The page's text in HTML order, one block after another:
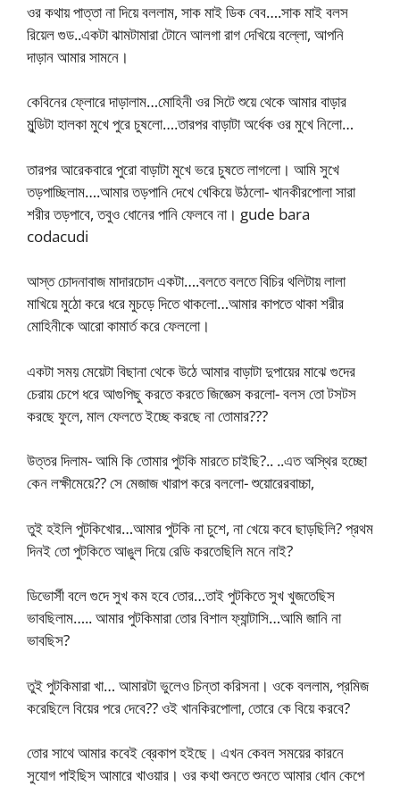
ওর কথায় পাত্তা না দিয়ে বললাম, সাক মাই ডিক বেব….সাক মাই বলস
রিয়েল গুড..একটা ঝামটামারা টোনে আলগা রাগ দেখিয়ে বল্লো, আপনি
দাড়ান আমার সামনে।
কেবিনের ফ্লোরে দাড়ালাম…মোহিনী ওর সিটে শুয়ে থেকে আমার বাড়ার
মুন্ডিটা হালকা মুখে পুরে চুষলো….তারপর বাড়াটা অর্ধেক ওর মুখে নিলো…
তারপর আরেকবারে পুরো বাড়াটা মুখে ভরে চুষতে লাগলো। আমি সুখে
তড়পাচ্ছিলাম….আমার তড়পানি দেখে খেকিয়ে উঠলো- খানকীরপোলা সারা
শরীর তড়পাবে, তবুও ধোনের পানি ফেলবে না। gude bara
codacudi
আস্ত চোদনাবাজ মাদারচোদ একটা….বলতে বলতে বিচির থলিটায় লালা
মাখিয়ে মুঠো করে ধরে মুচড়ে দিতে থাকলো…আমার কাপতে থাকা শরীর
মোহিনীকে আরো কামার্ত করে ফেললো।
একটা সময় মেয়েটা বিছানা থেকে উঠে আমার বাড়াটা দুপায়ের মাঝে গুদের
চেরায় চেপে ধরে আগুপিছু করতে করতে জিজ্ঞেস করলো- বলস তো টসটস
করছে ফুলে, মাল ফেলতে ইচ্ছে করছে না তোমার???
উত্তর দিলাম- আমি কি তোমার পুটকি মারতে চাইছি?.. ..এত অস্থির হচ্ছো
কেন লক্ষীমেয়ে?? সে মেজাজ খারাপ করে বললো- শুয়োরেরবাচ্চা,
তুই হইলি পুটকিখোর…আমার পুটকি না চুশে, না খেয়ে কবে ছাড়ছিলি? প্রথম
দিনই তো পুটকিতে আঙুল দিয়ে রেডি করতেছিলি মনে নাই?
ডিভোর্সী বলে গুদে সুখ কম হবে তোর…তাই পুটকিতে সুখ খুজতেছিস
ভাবছিলাম….. আমার পুটকিমারা তোর বিশাল ফ্যান্টাসি…আমি জানি না
ভাবছিস?
তুই পুটকিমারা খা… আমারটা ভুলেও চিন্তা করিসনা। ওকে বললাম, প্রমিজ
করেছিলে বিয়ের পরে দেবে?? ওই খানকিরপোলা, তোরে কে বিয়ে করবে?
তোর সাথে আমার কবেই ব্রেকাপ হইছে। এখন কেবল সময়ের কারনে
সুযোগ পাইছিস আমারে খাওয়ার। ওর কথা শুনতে শুনতে আমার ধোন কেপে